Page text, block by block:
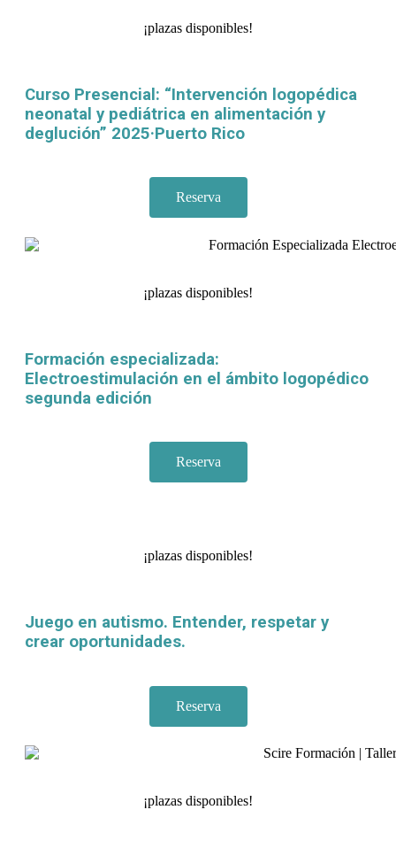
¡plazas disponibles!
Curso Presencial: “Intervención logopédica
neonatal y pediátrica en alimentación y
deglución” 2025·Puerto Rico
Reserva
¡plazas disponibles!
Formación especializada:
Electroestimulación en el ámbito logopédico
segunda edición
Reserva
¡plazas disponibles!
Juego en autismo. Entender, respetar y
crear oportunidades.
Reserva
¡plazas disponibles!